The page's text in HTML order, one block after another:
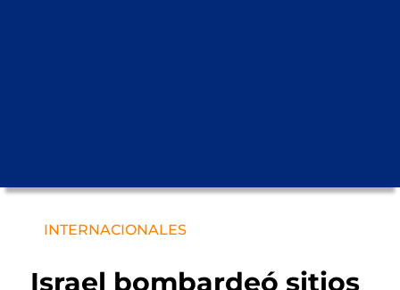
INTERNACIONALES
Israel bombardeó sitios